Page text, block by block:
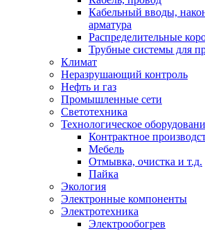
Кабельный вводы,
арматура
Распределительные
Трубные системы для
Климат
Неразрушающий контроль
Нефть и газ
Промышленные сети
Светотехника
Технологическое
Контрактное
Мебель
Отмывка, очистка и т.д.
Пайка
Экология
Электронные компоненты
Электротехника
Электрообогрев